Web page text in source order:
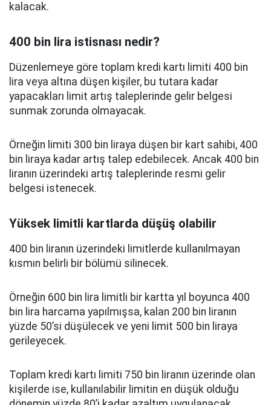
kalacak.
400 bin lira istisnası nedir?
Düzenlemeye göre toplam kredi kartı limiti 400 bin
lira veya altına düşen kişiler, bu tutara kadar
yapacakları limit artış taleplerinde gelir belgesi
sunmak zorunda olmayacak.
Örneğin limiti 300 bin liraya düşen bir kart sahibi, 400
bin liraya kadar artış talep edebilecek. Ancak 400 bin
liranın üzerindeki artış taleplerinde resmi gelir
belgesi istenecek.
Yüksek limitli kartlarda düşüş olabilir
400 bin liranın üzerindeki limitlerde kullanılmayan
kısmın belirli bir bölümü silinecek.
Örneğin 600 bin lira limitli bir kartta yıl boyunca 400
bin lira harcama yapılmışsa, kalan 200 bin liranın
yüzde 50’si düşülecek ve yeni limit 500 bin liraya
gerileyecek.
Toplam kredi kartı limiti 750 bin liranın üzerinde olan
kişilerde ise, kullanılabilir limitin en düşük olduğu